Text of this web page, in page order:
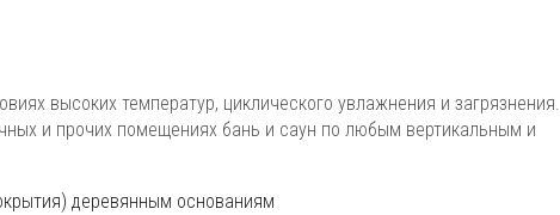
высоких температур, циклического увлажнения и загрязнения.
и прочих помещениях бань и саун по любым вертикальным и
деревянным основаниям